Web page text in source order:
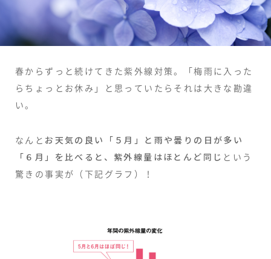
春からずっと続けてきた紫外線対策。「梅雨に入った
らちょっとお休み」と思っていたらそれは大きな勘違
い。
なんと お天気の良い「５月」と雨や曇りの日が多い
「６月」を比べると、紫外線量はほとんど同じ という
驚きの事実が（下記グラフ）！